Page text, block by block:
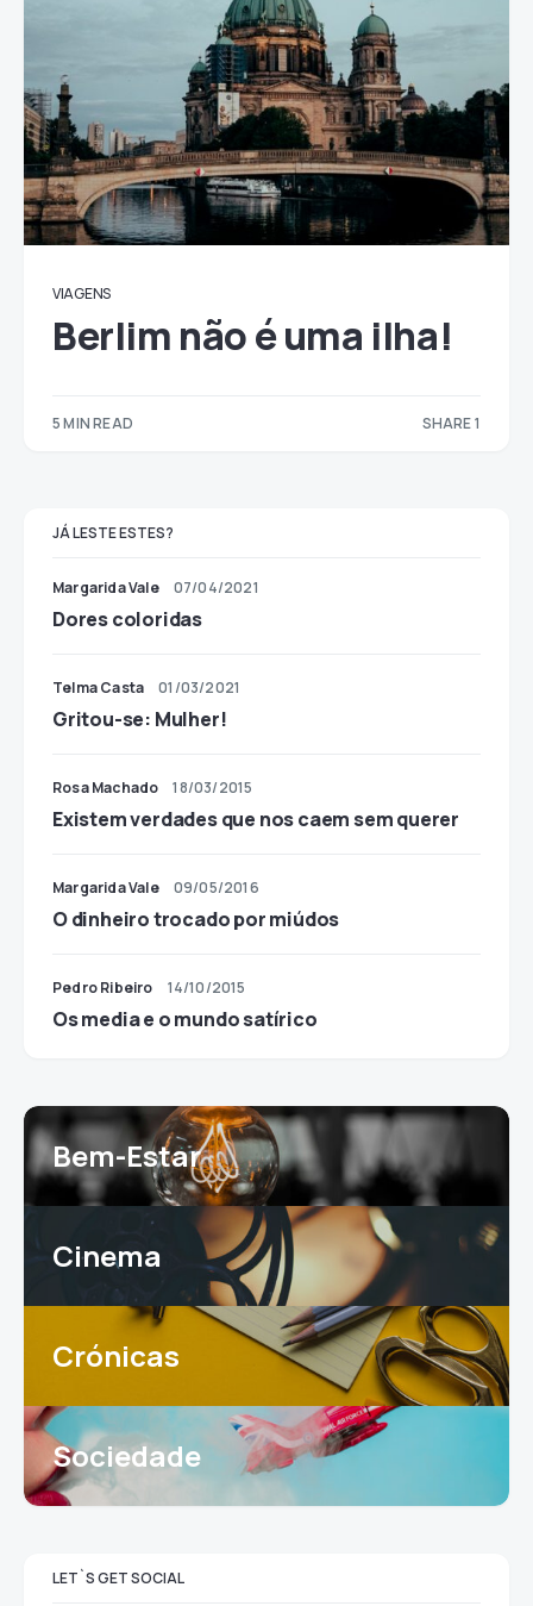
VIAGENS
Berlim não é uma ilha!
5 MIN READ SHARE 1
JÁ LESTE ESTES?
Margarida Vale 07/04/2021
Dores coloridas
Telma Casta 01/03/2021
Gritou-se: Mulher!
Rosa Machado 18/03/2015
Existem verdades que nos caem sem querer
Margarida Vale 09/05/2016
O dinheiro trocado por miúdos
Pedro Ribeiro 14/10/2015
Os media e o mundo satírico
Bem-Estar
Cinema
Crónicas
Sociedade
LET`S GET SOCIAL